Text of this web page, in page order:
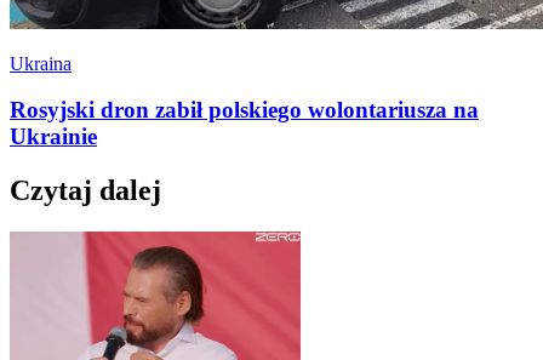
Ukraina
Rosyjski dron zabił polskiego wolontariusza na
Ukrainie
Czytaj dalej